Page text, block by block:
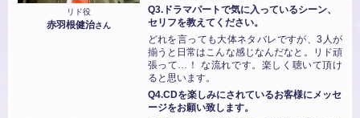
リド役
赤羽根健治さん
Q3.ドラマパートで気に入っているシーン、
セリフを教えてください。
どれを言っても大体ネタバレですが、3人が
揃うと日常はこんな感じなんだなと。リド頑
張って…！ な流れです。楽しく聴いて頂け
ると思います。
Q4.CDを楽しみにされているお客様にメッセ
ージをお願い致します。